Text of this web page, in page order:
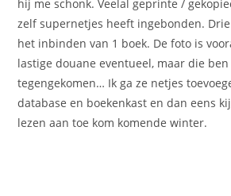
hij me schonk. Veelal geprinte /
zelf supernetjes heeft ingebonden.
het inbinden van 1 boek. De foto is
lastige douane eventueel, maar die
tegengekomen… Ik ga ze netjes
database en boekenkast en dan eens
lezen aan toe kom komende winter.